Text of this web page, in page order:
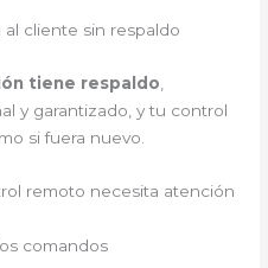
al cliente sin respaldo
tiene respaldo
y garantizado, y tu control
si fuera nuevo.
remoto necesita atención
comandos